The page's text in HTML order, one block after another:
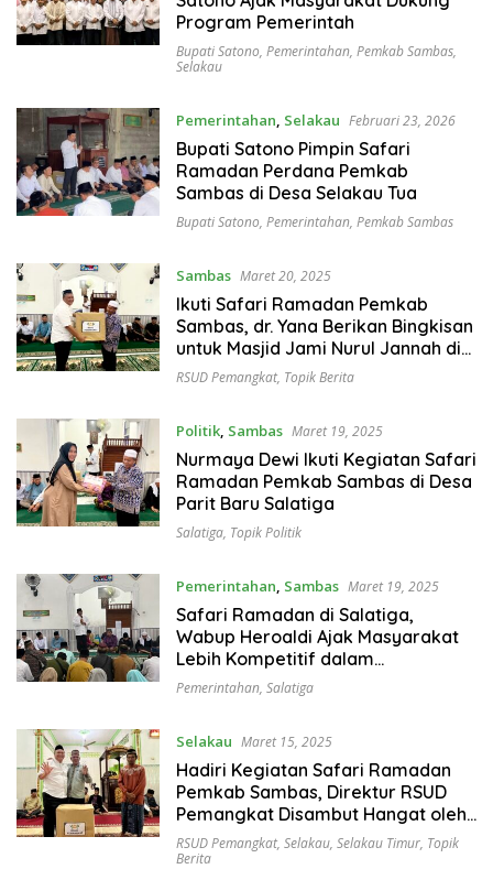
Program Pemerintah
Bupati Satono, Pemerintahan, Pemkab Sambas,
Selakau
Pemerintahan, Selakau Februari 23, 2026
Bupati Satono Pimpin Safari
Ramadan Perdana Pemkab
Sambas di Desa Selakau Tua
Bupati Satono, Pemerintahan, Pemkab Sambas
Sambas Maret 20, 2025
Ikuti Safari Ramadan Pemkab
Sambas, dr. Yana Berikan Bingkisan
untuk Masjid Jami Nurul Jannah di
Salatiga
RSUD Pemangkat, Topik Berita
Politik, Sambas Maret 19, 2025
Nurmaya Dewi Ikuti Kegiatan Safari
Ramadan Pemkab Sambas di Desa
Parit Baru Salatiga
Salatiga, Topik Politik
Pemerintahan, Sambas Maret 19, 2025
Safari Ramadan di Salatiga,
Wabup Heroaldi Ajak Masyarakat
Lebih Kompetitif dalam
Membangun Desa
Pemerintahan, Salatiga
Selakau Maret 15, 2025
Hadiri Kegiatan Safari Ramadan
Pemkab Sambas, Direktur RSUD
Pemangkat Disambut Hangat oleh
Masyarakat
RSUD Pemangkat, Selakau, Selakau Timur, Topik
Berita